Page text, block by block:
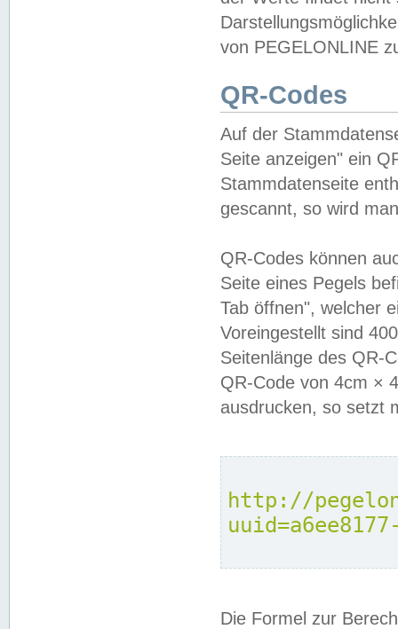
von PEGELONLINE
QR-Codes
Auf der
Seite anzeigen" ein
Stammdatenseite
gescannt, so wird
QR-Codes können
Seite eines Pegels
Tab öffnen", welcher
Voreingestellt sind
Seitenlänge des QR-
QR-Code von 4cm ×
ausdrucken, so setzt
http://
Die Formel zur